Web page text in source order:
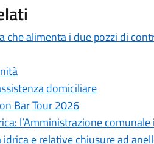
che alimenta i due pozzi di
domiciliare
Bar Tour 2026
l’Amministrazione
e relative chiusure ad